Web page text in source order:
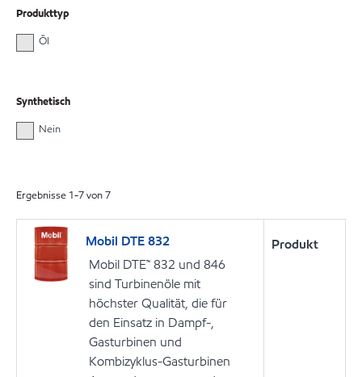
Produkttyp
Öl
Synthetisch
Nein
Ergebnisse 1-7von7
Mobil DTE 832
Mobil DTE™ 832 und 846
sind Turbinenöle mit
höchster Qualität, die für
den Einsatz in Dampf-,
Gasturbinen und
Kombizyklus-Gasturbinen
Produkt